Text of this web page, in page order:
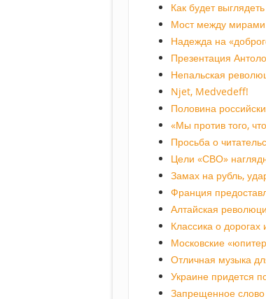
Как будет
Мост между мирами
Надежда на
Презентация
Непальская
Njet, Medvedeff!
Половина
«Мы против того,
Просьба о
Цели «СВО»
Замах на рубль,
Франция
Алтайская
Классика о дорогах
Московские
Отличная музыка
Украине придется
Запрещенное слово